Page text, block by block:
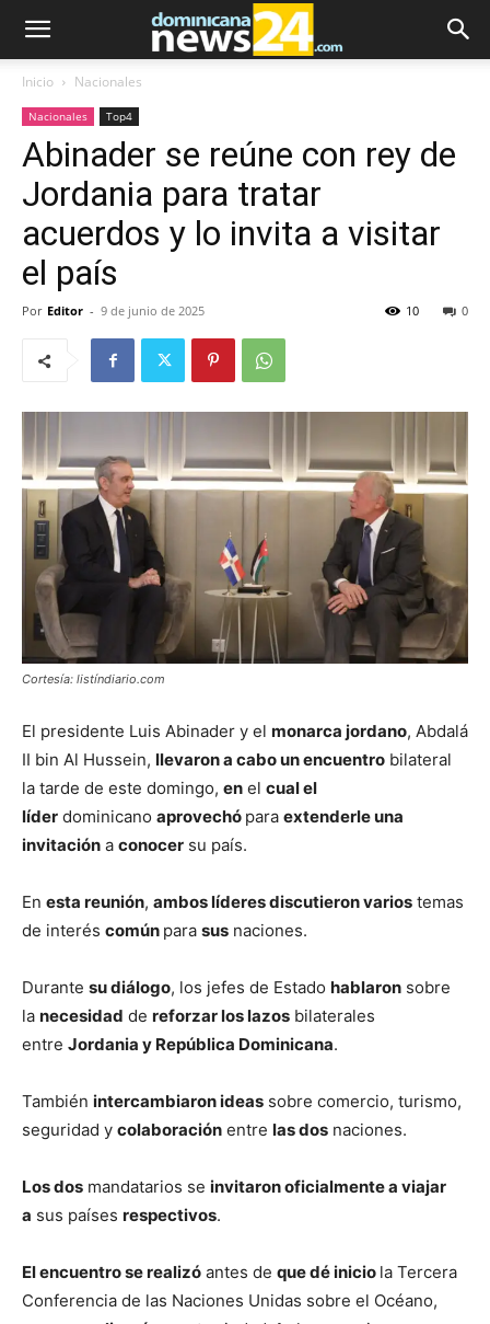
Inicio Nacionales
Nacionales Top4
Abinader se reúne con rey de
Jordania para tratar
acuerdos y lo invita a visitar
el país
Por Editor - 9 de junio de 2025 0
10
Cortesía: listíndiario.com
El presidente Luis Abinader y el monarca jordano, Abdalá
II bin Al Hussein, llevaron a cabo un encuentro bilateral
la tarde de este domingo, en el cual el
líder dominicano aprovechó para extenderle una
invitación a conocer su país.
En esta reunión, ambos líderes discutieron varios temas
de interés común para sus naciones.
Durante su diálogo, los jefes de Estado hablaron sobre
la necesidad de reforzar los lazos bilaterales
entre Jordania y República Dominicana.
También intercambiaron ideas sobre comercio, turismo,
seguridad y colaboración entre las dos naciones.
Los dos mandatarios se invitaron oficialmente a viajar
a sus países respectivos.
El encuentro se realizó antes de que dé inicio la Tercera
Conferencia de las Naciones Unidas sobre el Océano,